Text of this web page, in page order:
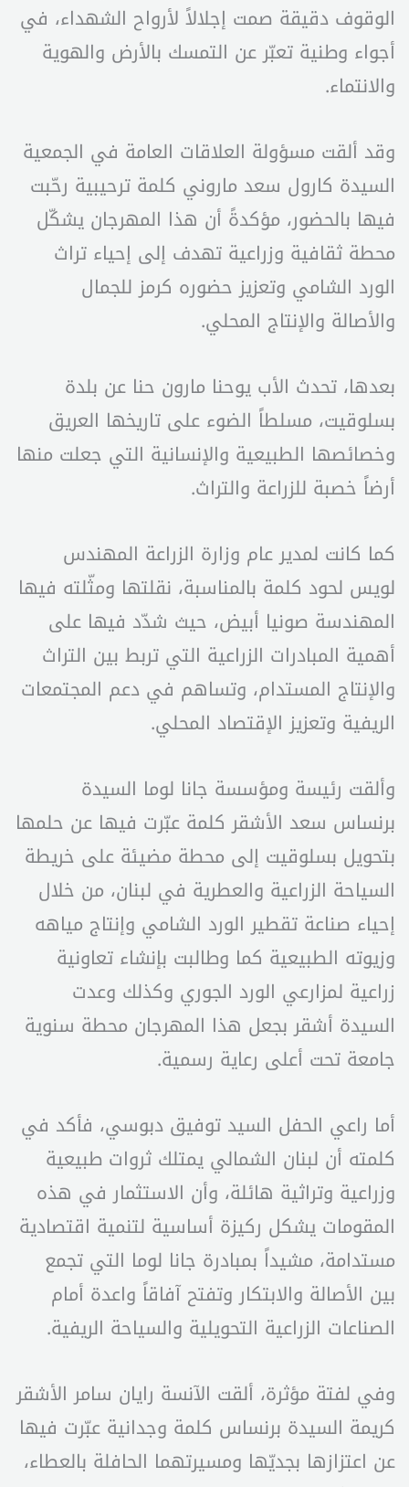
الوقوف دقيقة صمت إجلالاً لأرواح الشهداء، في
أجواء وطنية تعبّر عن التمسك بالأرض والهوية
والانتماء.
وقد ألقت مسؤولة العلاقات العامة في الجمعية
السيدة كارول سعد ماروني كلمة ترحيبية رحّبت
فيها بالحضور، مؤكدةً أن هذا المهرجان يشكّل
محطة ثقافية وزراعية تهدف إلى إحياء تراث
الورد الشامي وتعزيز حضوره كرمز للجمال
والأصالة والإنتاج المحلي.
بعدها، تحدث الأب يوحنا مارون حنا عن بلدة
بسلوقيت، مسلطاً الضوء على تاريخها العريق
وخصائصها الطبيعية والإنسانية التي جعلت منها
أرضاً خصبة للزراعة والتراث.
كما كانت لمدير عام وزارة الزراعة المهندس
لويس لحود كلمة بالمناسبة، نقلتها ومثّلته فيها
المهندسة صونيا أبيض، حيث شدّد فيها على
أهمية المبادرات الزراعية التي تربط بين التراث
والإنتاج المستدام، وتساهم في دعم المجتمعات
الريفية وتعزيز الإقتصاد المحلي.
وألقت رئيسة ومؤسسة جانا لوما السيدة
برنساس سعد الأشقر كلمة عبّرت فيها عن حلمها
بتحويل بسلوقيت إلى محطة مضيئة على خريطة
السياحة الزراعية والعطرية في لبنان، من خلال
إحياء صناعة تقطير الورد الشامي وإنتاج مياهه
وزيوته الطبيعية كما وطالبت بإنشاء تعاونية
زراعية لمزارعي الورد الجوري وكذلك وعدت
السيدة أشقر بجعل هذا المهرجان محطة سنوية
جامعة تحت أعلى رعاية رسمية.
أما راعي الحفل السيد توفيق دبوسي، فأكد في
كلمته أن لبنان الشمالي يمتلك ثروات طبيعية
وزراعية وتراثية هائلة، وأن الاستثمار في هذه
المقومات يشكل ركيزة أساسية لتنمية اقتصادية
مستدامة، مشيداً بمبادرة جانا لوما التي تجمع
بين الأصالة والابتكار وتفتح آفاقاً واعدة أمام
الصناعات الزراعية التحويلية والسياحة الريفية.
وفي لفتة مؤثرة، ألقت الآنسة رايان سامر الأشقر
كريمة السيدة برنساس كلمة وجدانية عبّرت فيها
عن اعتزازها بجديّها ومسيرتهما الحافلة بالعطاء،